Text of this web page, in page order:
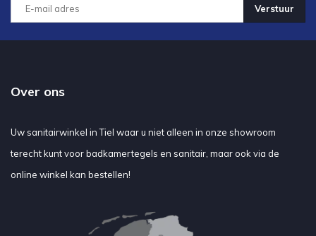
Verstuur
Over ons
Uw sanitairwinkel in Tiel waar u niet alleen in onze showroom
terecht kunt voor badkamertegels en sanitair, maar ook via de
online winkel kan bestellen!